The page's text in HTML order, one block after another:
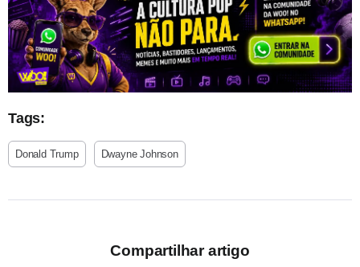
Tags:
Donald Trump Dwayne Johnson
Compartilhar artigo